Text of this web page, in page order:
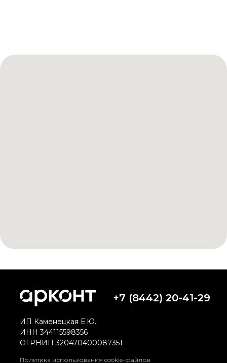
+7 (8442) 20-41-29
ИП Каменецкая Е.Ю.
ИНН 344115598356
ОГРНИП 320470400087351
Политика использования cookie-файлов